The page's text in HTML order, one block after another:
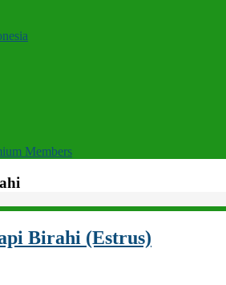
Members
Birahi (Estrus)